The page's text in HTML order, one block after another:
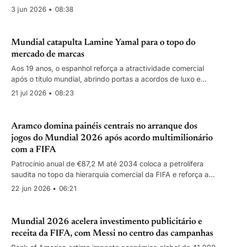
atratividade para novas marcas
3 jun 2026 • 08:38
Mundial catapulta Lamine Yamal para o topo do
mercado de marcas
Aos 19 anos, o espanhol reforça a atractividade comercial
após o título mundial, abrindo portas a acordos de luxo e
tecnologia com prémios muito acima dos atuais.
21 jul 2026 • 08:23
Aramco domina painéis centrais no arranque dos
jogos do Mundial 2026 após acordo multimilionário
com a FIFA
Patrocínio anual de €87,2 M até 2034 coloca a petrolífera
saudita no topo da hierarquia comercial da FIFA e reforça a
dependência dos seus “petrodólares”.
22 jun 2026 • 06:21
Mundial 2026 acelera investimento publicitário e
receita da FIFA, com Messi no centro das campanhas